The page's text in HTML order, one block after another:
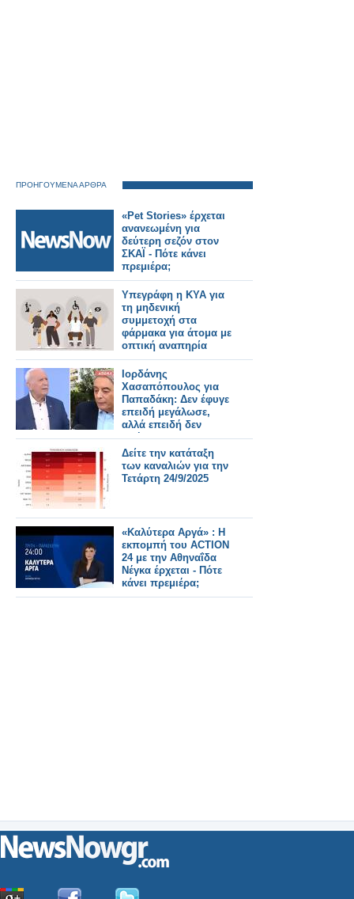
ΠΡΟΗΓΟΥΜΕΝΑ ΑΡΘΡΑ
«Pet Stories» έρχεται
ανανεωμένη για
δεύτερη σεζόν στον
ΣΚΑΪ - Πότε κάνει
πρεμιέρα;
Υπεγράφη η ΚΥΑ για
τη μηδενική
συμμετοχή στα
φάρμακα για άτομα με
οπτική αναπηρία
≥80%
Ιορδάνης
Χασαπόπουλος για
Παπαδάκη: Δεν έφυγε
επειδή μεγάλωσε,
αλλά επειδή δεν
“πήγαιναν” τα
νούμερα
Δείτε την κατάταξη
των καναλιών για την
Τετάρτη 24/9/2025
«Καλύτερα Αργά» : Η
εκπομπή του ACTION
24 με την Αθηναΐδα
Νέγκα έρχεται - Πότε
κάνει πρεμιέρα;